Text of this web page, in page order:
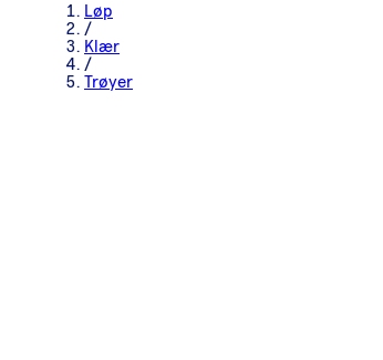
Løp
/
Klær
/
Trøyer